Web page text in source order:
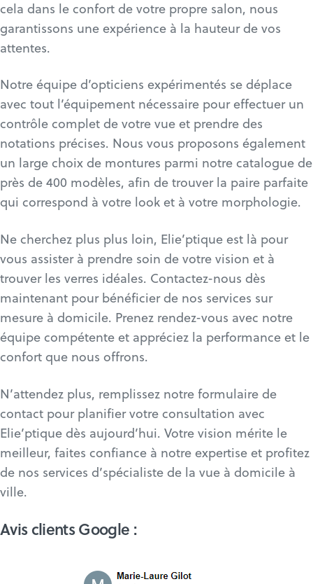
cela dans le confort de votre propre salon, nous
garantissons une expérience à la hauteur de vos
attentes.
Notre équipe d’opticiens expérimentés se déplace
avec tout l’équipement nécessaire pour effectuer un
contrôle complet de votre vue et prendre des
notations précises. Nous vous proposons également
un large choix de montures parmi notre catalogue de
près de 400 modèles, afin de trouver la paire parfaite
qui correspond à votre look et à votre morphologie.
Ne cherchez plus plus loin, Elie’ptique est là pour
vous assister à prendre soin de votre vision et à
trouver les verres idéales. Contactez-nous dès
maintenant pour bénéficier de nos services sur
mesure à domicile. Prenez rendez-vous avec notre
équipe compétente et appréciez la performance et le
confort que nous offrons.
N’attendez plus, remplissez notre formulaire de
contact pour planifier votre consultation avec
Elie’ptique dès aujourd’hui. Votre vision mérite le
meilleur, faites confiance à notre expertise et profitez
de nos services d’spécialiste de la vue à domicile à
ville.
Avis clients Google :